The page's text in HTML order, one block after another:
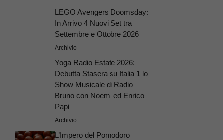
LEGO Avengers Doomsday:
In Arrivo 4 Nuovi Set tra
Settembre e Ottobre 2026
Archivio
Yoga Radio Estate 2026:
Debutta Stasera su Italia 1 lo
Show Musicale di Radio
Bruno con Noemi ed Enrico
Papi
Archivio
L’Impero del Pomodoro